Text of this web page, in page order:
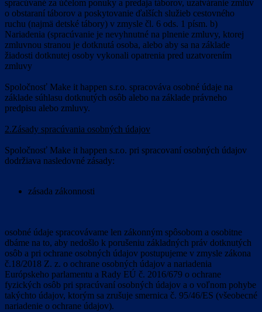
spracúvané za účelom ponuky a predaja táborov, uzatváranie zmlúv
o obstaraní táborov a poskytovanie ďalších služieb cestovného
ruchu (najmä detské tábory) v zmysle čl. 6 ods. 1 písm. b)
Nariadenia (spracúvanie je nevyhnutné na plnenie zmluvy, ktorej
zmluvnou stranou je dotknutá osoba, alebo aby sa na základe
žiadosti dotknutej osoby vykonali opatrenia pred uzatvorením
zmluvy
Spoločnosť Make it happen s.r.o. spracováva osobné údaje na
základe súhlasu dotknutých osôb alebo na základe právneho
predpisu alebo zmluvy.
2.Zásady spracúvania osobných údajov
Spoločnosť Make it happen s.r.o. pri spracovaní osobných údajov
dodržiava nasledovné zásady:
zásada zákonnosti
osobné údaje spracovávame len zákonným spôsobom a osobitne
dbáme na to, aby nedošlo k porušeniu základných práv dotknutých
osôb a pri ochrane osobných údajov postupujeme v zmysle zákona
č.18/2018 Z. z. o ochrane osobných údajov a nariadenia
Európskeho parlamentu a Rady EÚ č. 2016/679 o ochrane
fyzických osôb pri spracúvaní osobných údajov a o voľnom pohybe
takýchto údajov, ktorým sa zrušuje smernica č. 95/46/ES (všeobecné
nariadenie o ochrane údajov).